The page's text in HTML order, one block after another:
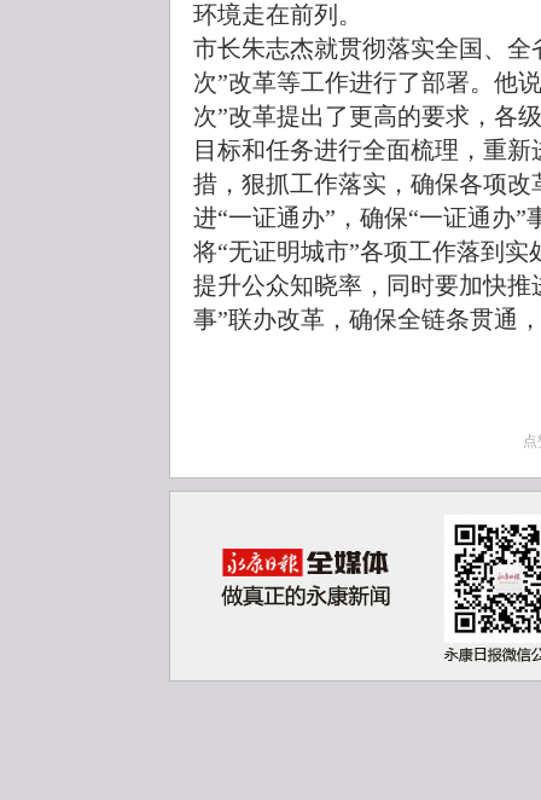
环境走在前列。
市长朱志杰就贯彻落实全国、
次”改革等工作进行了部署。他
次”改革提出了更高的要求，各
目标和任务进行全面梳理，重
措，狠抓工作落实，确保各项
进“一证通办”，确保“一证通办”
将“无证明城市”各项工作落到
提升公众知晓率，同时要加快
事”联办改革，确保全链条贯通
点